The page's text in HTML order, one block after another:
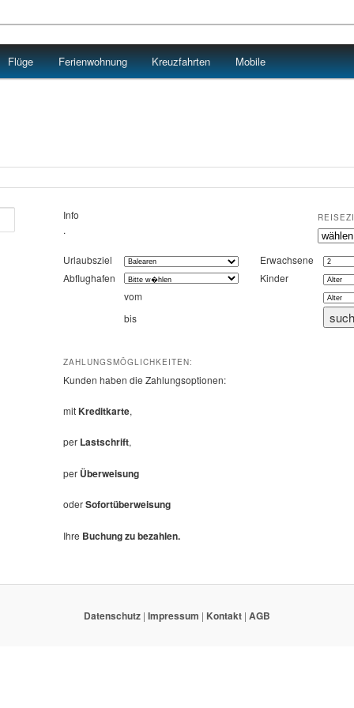
Flüge Ferienwohnung Kreuzfahrten Mobile
Info
.
Urlaubsziel
Erwachsene
Abflughafen
Kinder
vom
bis
ZAHLUNGSMÖGLICHKEITEN:
Kunden haben die Zahlungsoptionen:
mitKreditkarte,
per Lastschrift,
per Überweisung
oderSofortüberweisung
Ihre Buchung zu bezahlen.
Datenschutz | Impressum | Kontakt | AGB